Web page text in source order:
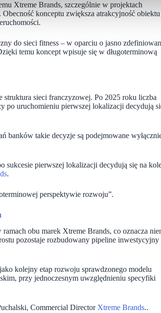
Xtreme Brands, szczególnie w projektach
konceptu zwiększa atrakcyjność
do sieci fitness – w oparciu o jasno
temu koncept wpisuje się w długoterminową
sieci franczyzowej. Po 2025 roku liczba
po uruchomieniu pierwszej lokalizacji decydują
banków takie decyzje są podejmowane
sukcesie pierwszej lokalizacji decydują się na
.
perspektywie rozwoju”.
obu marek Xtreme Brands, co oznacza
pozostaje rozbudowany pipeline inwestycyjny
kolejny etap rozwoju sprawdzonego modelu
przy jednoczesnym uwzględnieniu specyfiki
Commercial Director Xtreme Brands..